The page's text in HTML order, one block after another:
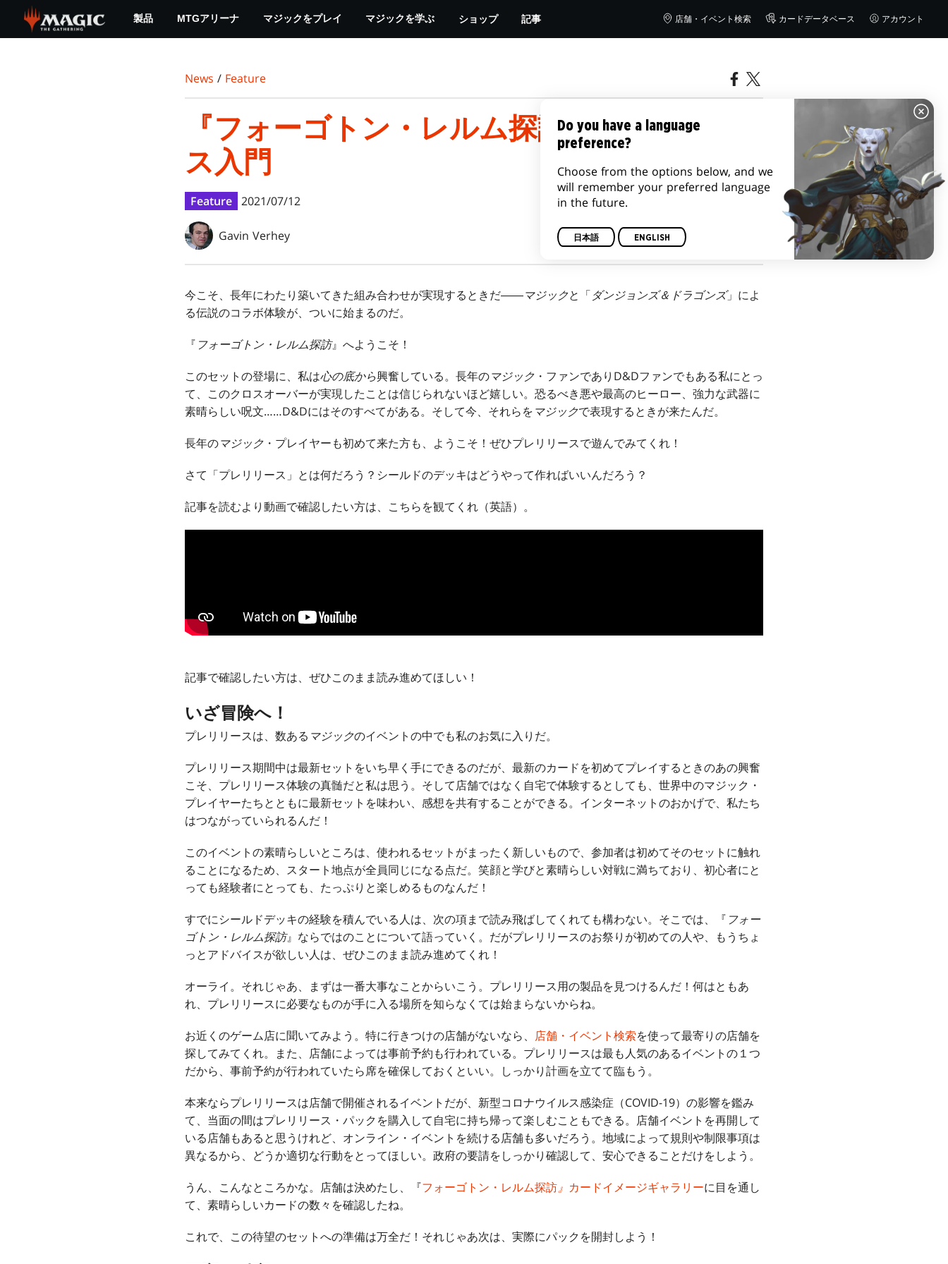
main
製品 MTGアリーナ マジックをプレイ マジックを学ぶ ショップ 記事 店舗・イベント検索 カードデータベース アカウント
News / Feature
『フォーゴトン・レルム探訪』プレリリー
ス入門
Feature 2021/07/12
Gavin Verhey
今こそ、長年にわたり築いてきた組み合わせが実現するときだ――マジックと「ダンジョンズ＆ドラゴンズ」によ
る伝説のコラボ体験が、ついに始まるのだ。
『 フォーゴトン・レルム探訪』へようこそ！
このセットの登場に、私は心の底から興奮している。長年のマジック ・ファンでありD&Dファンでもある私にとっ
て、このクロスオーバーが実現したことは信じられないほど嬉しい。恐るべき悪や最高のヒーロー、強力な武器に
素晴らしい呪文……D&Dにはそのすべてがある。そして今、それらをマジックで表現するときが来たんだ。
長年のマジック ・プレイヤーも初めて来た方も、ようこそ！ぜひプレリリースで遊んでみてくれ！
さて「プレリリース」とは何だろう？シールドのデッキはどうやって作ればいいんだろう？
記事を読むより動画で確認したい方は、こちらを観てくれ（英語）。
記事で確認したい方は、ぜひこのまま読み進めてほしい！
いざ冒険へ！
プレリリースは、数ある マジックのイベントの中でも私のお気に入りだ。
プレリリース期間中は最新セットをいち早く手にできるのだが、最新のカードを初めてプレイするときのあの興奮
こそ、プレリリース体験の真髄だと私は思う。そして店舗ではなく自宅で体験するとしても、世界中のマジック・
プレイヤーたちとともに最新セットを味わい、感想を共有することができる。インターネットのおかげで、私たち
はつながっていられるんだ！
このイベントの素晴らしいところは、使われるセットがまったく新しいもので、参加者は初めてそのセットに触れ
ることになるため、スタート地点が全員同じになる点だ。笑顔と学びと素晴らしい対戦に満ちており、初心者にと
っても経験者にとっても、たっぷりと楽しめるものなんだ！
すでにシールドデッキの経験を積んでいる人は、次の項まで読み飛ばしてくれても構わない。そこでは、『 フォー
ゴトン・レルム探訪』ならではのことについて語っていく。だがプレリリースのお祭りが初めての人や、もうちょ
っとアドバイスが欲しい人は、ぜひこのまま読み進めてくれ！
オーライ。それじゃあ、まずは一番大事なことからいこう。プレリリース用の製品を見つけるんだ！何はともあ
れ、プレリリースに必要なものが手に入る場所を知らなくては始まらないからね。
お近くのゲーム店に聞いてみよう。特に行きつけの店舗がないなら、 店舗・イベント検索を使って最寄りの店舗を
探してみてくれ。また、店舗によっては事前予約も行われている。プレリリースは最も人気のあるイベントの１つ
だから、事前予約が行われていたら席を確保しておくといい。しっかり計画を立てて臨もう。
本来ならプレリリースは店舗で開催されるイベントだが、新型コロナウイルス感染症（COVID-19）の影響を鑑み
て、当面の間はプレリリース・パックを購入して自宅に持ち帰って楽しむこともできる。店舗イベントを再開して
いる店舗もあると思うけれど、オンライン・イベントを続ける店舗も多いだろう。地域によって規則や制限事項は
異なるから、どうか適切な行動をとってほしい。政府の要請をしっかり確認して、安心できることだけをしよう。
うん、こんなところかな。店舗は決めたし、『フォーゴトン・レルム探訪』 カードイメージギャラリーに目を通し
て、素晴らしいカードの数々を確認したね。
これで、この待望のセットへの準備は万全だ！それじゃあ次は、実際にパックを開封しよう！
Do you have a language
preference?
Choose from the options below, and we
will remember your preferred language
in the future.
日本語 ENGLISH